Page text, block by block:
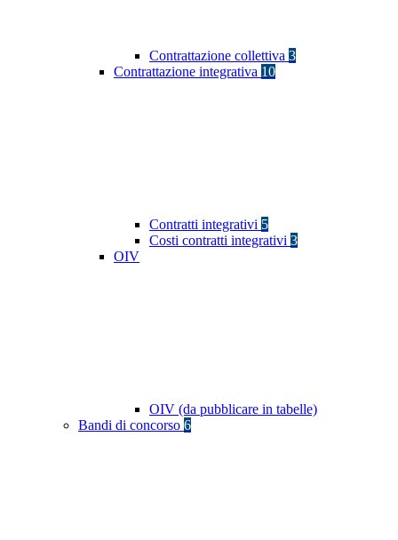
Contrattazione collettiva 3
Contrattazione integrativa 10
Contratti integrativi 5
Costi contratti integrativi 3
OIV
OIV (da pubblicare in tabelle)
Bandi di concorso 6